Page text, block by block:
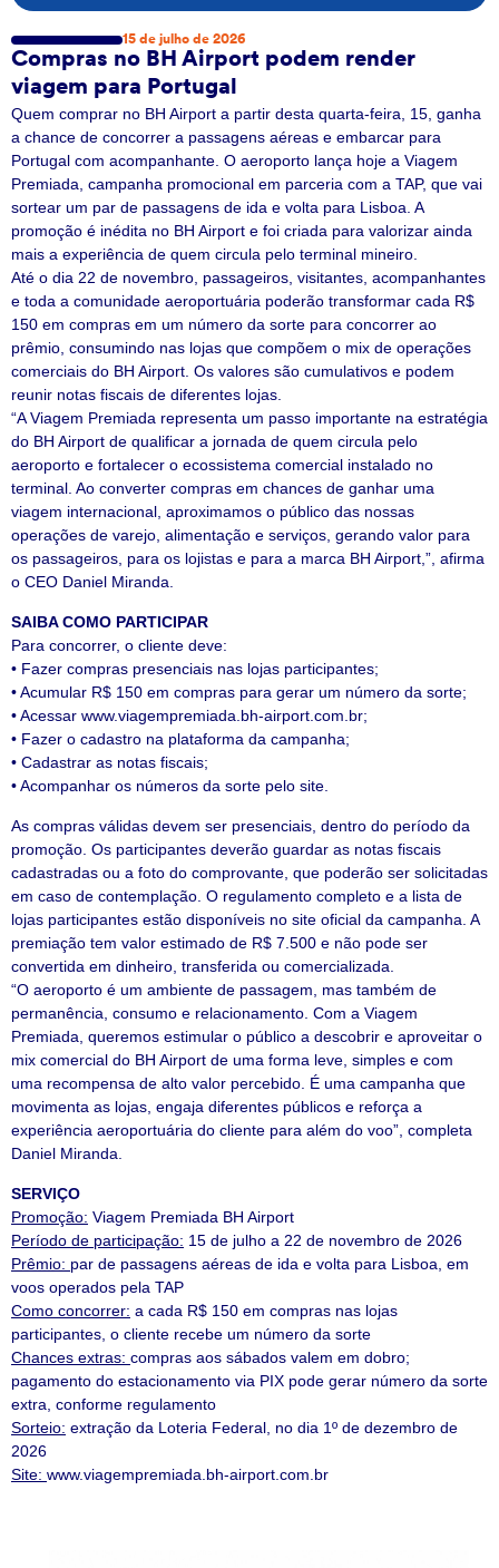
15 de julho de 2026
Compras no BH Airport podem render
viagem para Portugal
Quem comprar no BH Airport a partir desta quarta-feira, 15, ganha
a chance de concorrer a passagens aéreas e embarcar para
Portugal com acompanhante. O aeroporto lança hoje a Viagem
Premiada, campanha promocional em parceria com a TAP, que vai
sortear um par de passagens de ida e volta para Lisboa. A
promoção é inédita no BH Airport e foi criada para valorizar ainda
mais a experiência de quem circula pelo terminal mineiro.
Até o dia 22 de novembro, passageiros, visitantes, acompanhantes
e toda a comunidade aeroportuária poderão transformar cada R$
150 em compras em um número da sorte para concorrer ao
prêmio, consumindo nas lojas que compõem o mix de operações
comerciais do BH Airport. Os valores são cumulativos e podem
reunir notas fiscais de diferentes lojas.
“A Viagem Premiada representa um passo importante na estratégia
do BH Airport de qualificar a jornada de quem circula pelo
aeroporto e fortalecer o ecossistema comercial instalado no
terminal. Ao converter compras em chances de ganhar uma
viagem internacional, aproximamos o público das nossas
operações de varejo, alimentação e serviços, gerando valor para
os passageiros, para os lojistas e para a marca BH Airport,”, afirma
o CEO Daniel Miranda.
SAIBA COMO PARTICIPAR
Para concorrer, o cliente deve:
• Fazer compras presenciais nas lojas participantes;
• Acumular R$ 150 em compras para gerar um número da sorte;
• Acessar www.viagempremiada.bh-airport.com.br;
• Fazer o cadastro na plataforma da campanha;
• Cadastrar as notas fiscais;
• Acompanhar os números da sorte pelo site.
As compras válidas devem ser presenciais, dentro do período da
promoção. Os participantes deverão guardar as notas fiscais
cadastradas ou a foto do comprovante, que poderão ser solicitadas
em caso de contemplação. O regulamento completo e a lista de
lojas participantes estão disponíveis no site oficial da campanha. A
premiação tem valor estimado de R$ 7.500 e não pode ser
convertida em dinheiro, transferida ou comercializada.
“O aeroporto é um ambiente de passagem, mas também de
permanência, consumo e relacionamento. Com a Viagem
Premiada, queremos estimular o público a descobrir e aproveitar o
mix comercial do BH Airport de uma forma leve, simples e com
uma recompensa de alto valor percebido. É uma campanha que
movimenta as lojas, engaja diferentes públicos e reforça a
experiência aeroportuária do cliente para além do voo”, completa
Daniel Miranda.
SERVIÇO
Promoção: Viagem Premiada BH Airport
Período de participação: 15 de julho a 22 de novembro de 2026
Prêmio: par de passagens aéreas de ida e volta para Lisboa, em
voos operados pela TAP
Como concorrer: a cada R$ 150 em compras nas lojas
participantes, o cliente recebe um número da sorte
Chances extras: compras aos sábados valem em dobro;
pagamento do estacionamento via PIX pode gerar número da sorte
extra, conforme regulamento
Sorteio: extração da Loteria Federal, no dia 1º de dezembro de
2026
Site: www.viagempremiada.bh-airport.com.br